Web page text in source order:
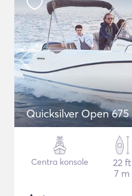
Quicksilver Open 675
Centra konsole
22 ft
7 m